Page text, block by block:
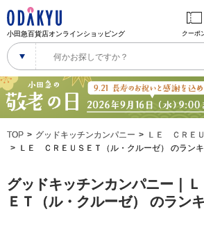
小田急百貨店オンラインショッピング クーポ
TOP グッドキッチンカンパニー
ＬＥ ＣＲＥＵ
ＬＥ ＣＲＥＵＳＥＴ（ル・クルーゼ） のラン
グッドキッチンカンパニー｜
ＥＴ（ル・クルーゼ） のラン